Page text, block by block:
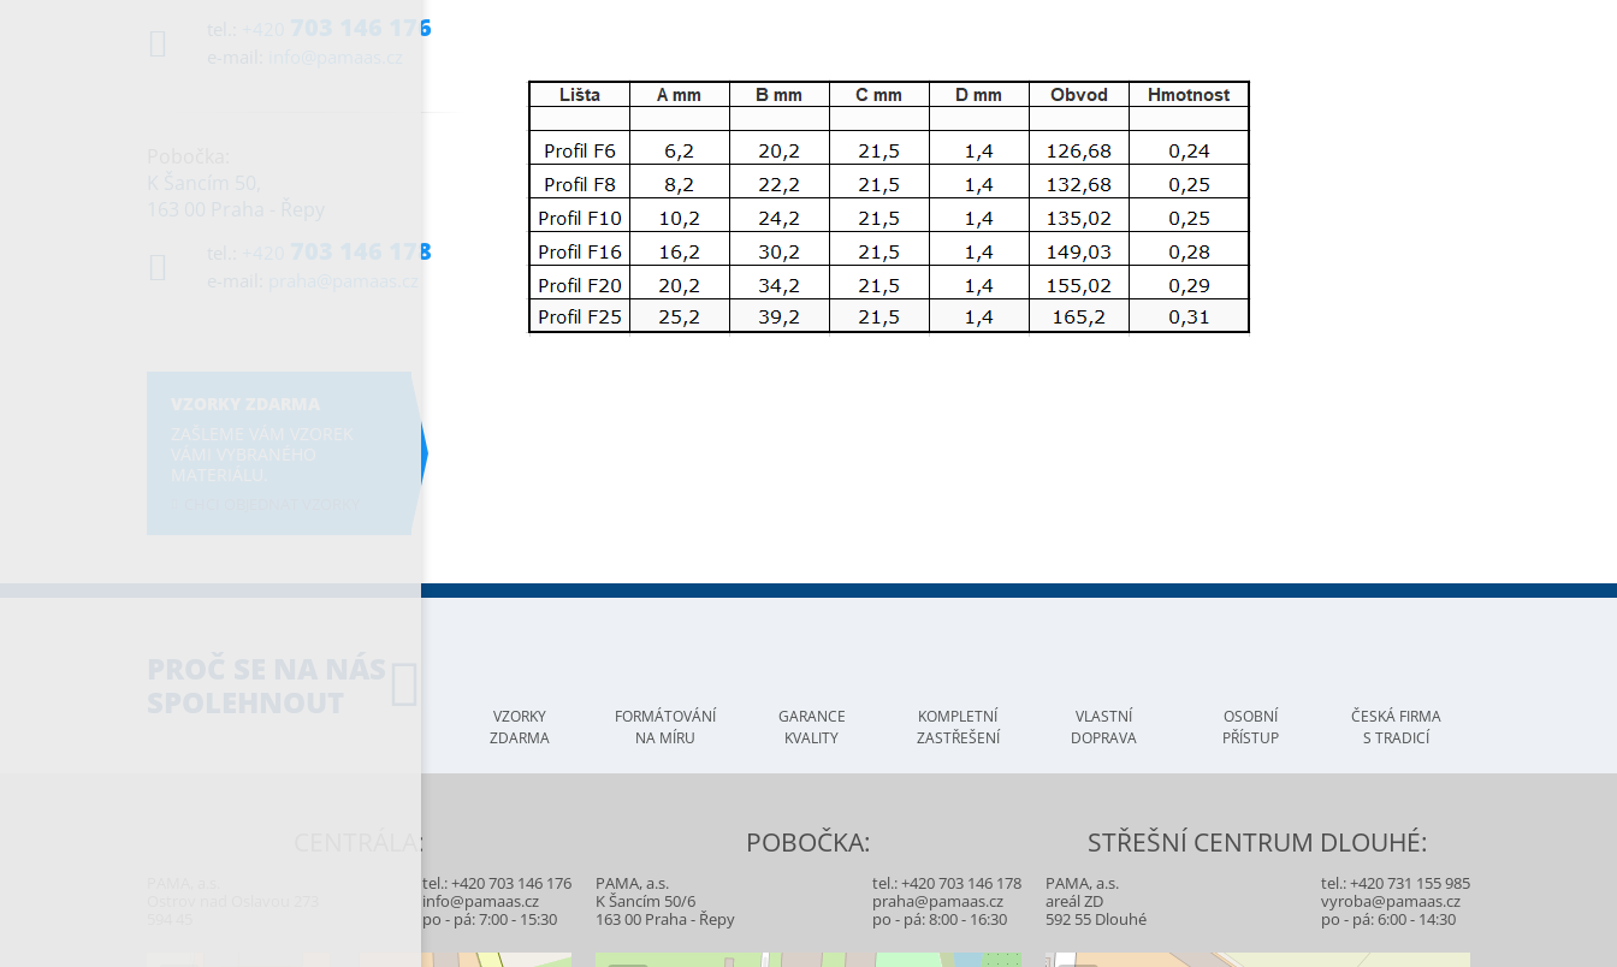
703 146 176
703 146 178
VZORKY
ZDARMA
FORMÁTOVÁNÍ
NA MÍRU
GARANCE
KVALITY
KOMPLETNÍ
ZASTŘEŠENÍ
VLASTNÍ
DOPRAVA
OSOBNÍ
PŘÍSTUP
ČESKÁ FIRMA
S TRADICÍ
CENTRÁLA:
tel.:+420 703 146 176
info@pamaas.cz
po - pá: 7:00 - 15:30
POBOČKA:
PAMA, a.s.
K Šancím 50/6
163 00 Praha - Řepy
tel.:+420 703 146 178
praha@pamaas.cz
po - pá: 8:00 - 16:30
STŘEŠNÍ CENTRUM DLOUHÉ:
PAMA, a.s.
areál ZD
592 55 Dlouhé
tel.:+420 731 155 985
vyroba@pamaas.cz
po - pá: 6:00 - 14:30